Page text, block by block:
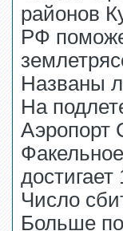
районов
РФ
Названы
На
Аэропорт
Число
Больше